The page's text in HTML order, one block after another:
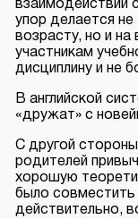
взаимодействии
упор делается
возрасту, но и
участникам
дисциплину и не
В английской
«дружат» с
С другой
родителей
хорошую
было
действительно,